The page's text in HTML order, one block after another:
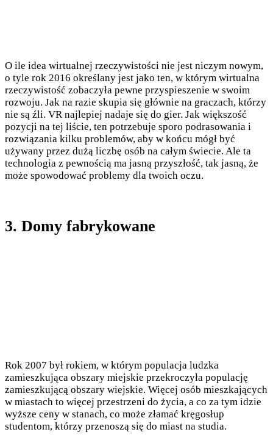
O ile idea wirtualnej rzeczywistości nie jest niczym nowym,
o tyle rok 2016 określany jest jako ten, w którym wirtualna
rzeczywistość zobaczyła pewne przyspieszenie w swoim
rozwoju. Jak na razie skupia się głównie na graczach, którzy
nie są źli. VR najlepiej nadaje się do gier. Jak większość
pozycji na tej liście, ten potrzebuje sporo podrasowania i
rozwiązania kilku problemów, aby w końcu mógł być
używany przez dużą liczbę osób na całym świecie. Ale ta
technologia z pewnością ma jasną przyszłość, tak jasną, że
może spowodować problemy dla twoich oczu.
3. Domy fabrykowane
Rok 2007 był rokiem, w którym populacja ludzka
zamieszkująca obszary miejskie przekroczyła populację
zamieszkującą obszary wiejskie. Więcej osób mieszkających
w miastach to więcej przestrzeni do życia, a co za tym idzie
wyższe ceny w stanach, co może złamać kręgosłup
studentom, którzy przenoszą się do miast na studia.